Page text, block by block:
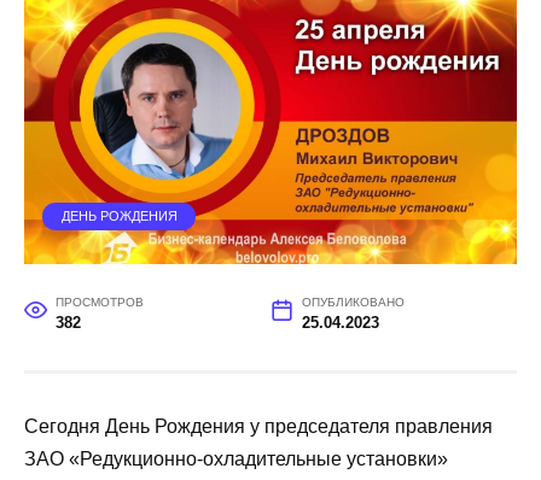
ДЕНЬ РОЖДЕНИЯ
ПРОСМОТРОВ
382
ОПУБЛИКОВАНО
25.04.2023
Сегодня День Рождения у председателя правления
ЗАО «Редукционно-охладительные установки»